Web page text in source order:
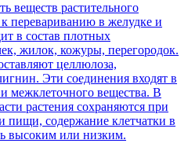
веществ растительного
перевариванию в желудке и
в состав плотных
жилок, кожуры, перегородок.
целлюлоза,
Эти соединения входят в
межклеточного вещества. В
растения сохраняются при
пищи, содержание клетчатки в
высоким или низким.